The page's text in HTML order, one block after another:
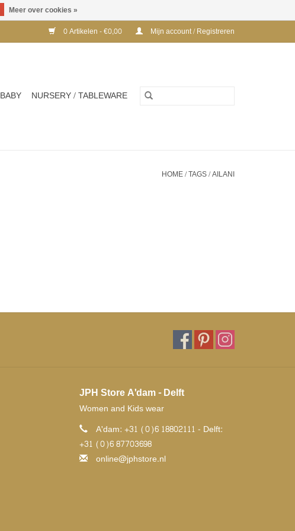
0 Artikelen - €0,00 Mijn account / Registreren
BABY NURSERY / TABLEWARE
HOME/TAGS/AILANI
JPH Store A'dam - Delft
Women and Kids wear
A'dam: +31 (0)6 18802111 - Delft:
+31 (0)6 87703698
online@jphstore.nl
Meer over cookies »